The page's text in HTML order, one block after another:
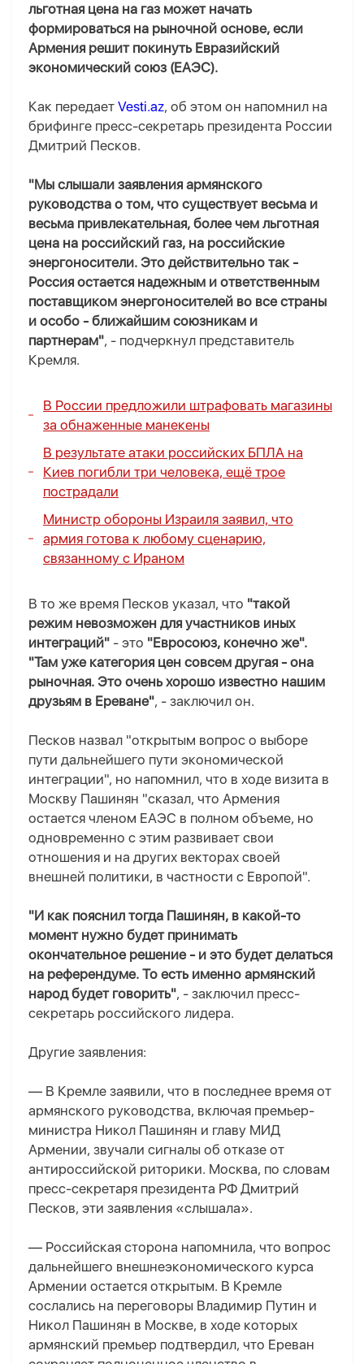
льготная цена на газ может начать
формироваться на рыночной основе, если
Армения решит покинуть Евразийский
экономический союз (ЕАЭС).
Как передает Vesti.az, об этом он напомнил на
брифинге пресс-секретарь президента России
Дмитрий Песков.
"Мы слышали заявления армянского
руководства о том, что существует весьма и
весьма привлекательная, более чем льготная
цена на российский газ, на российские
энергоносители. Это действительно так -
Россия остается надежным и ответственным
поставщиком энергоносителей во все страны
и особо - ближайшим союзникам и
партнерам", - подчеркнул представитель
Кремля.
В России предложили штрафовать магазины
за обнаженные манекены
В результате атаки российских БПЛА на
Киев погибли три человека, ещё трое
пострадали
Министр обороны Израиля заявил, что
армия готова к любому сценарию,
связанному с Ираном
В то же время Песков указал, что "такой
режим невозможен для участников иных
интеграций" - это "Евросоюз, конечно же".
"Там уже категория цен совсем другая - она
рыночная. Это очень хорошо известно нашим
друзьям в Ереване", - заключил он.
Песков назвал "открытым вопрос о выборе
пути дальнейшего пути экономической
интеграции", но напомнил, что в ходе визита в
Москву Пашинян "сказал, что Армения
остается членом ЕАЭС в полном объеме, но
одновременно с этим развивает свои
отношения и на других векторах своей
внешней политики, в частности с Европой".
"И как пояснил тогда Пашинян, в какой-то
момент нужно будет принимать
окончательное решение - и это будет делаться
на референдуме. То есть именно армянский
народ будет говорить", - заключил пресс-
секретарь российского лидера.
Другие заявления:
— В Кремле заявили, что в последнее время от
армянского руководства, включая премьер-
министра Никол Пашинян и главу МИД
Армении, звучали сигналы об отказе от
антироссийской риторики. Москва, по словам
пресс-секретаря президента РФ Дмитрий
Песков, эти заявления «слышала».
— Российская сторона напомнила, что вопрос
дальнейшего внешнеэкономического курса
Армении остается открытым. В Кремле
сослались на переговоры Владимир Путин и
Никол Пашинян в Москве, в ходе которых
армянский премьер подтвердил, что Ереван